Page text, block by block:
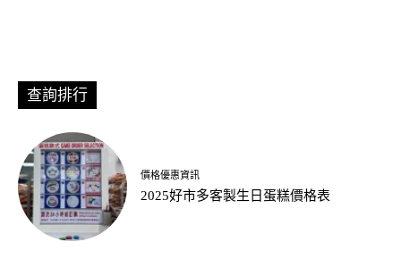
查詢排行
價格優惠資訊
2025好市多客製生日蛋糕價格表